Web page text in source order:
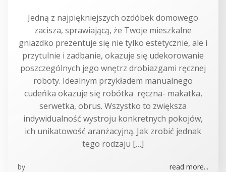
Jedną z najpiękniejszych ozdóbek domowego
zacisza, sprawiającą, że Twoje mieszkalne
gniazdko prezentuje się nie tylko estetycznie, ale i
przytulnie i zadbanie, okazuje się udekorowanie
poszczególnych jego wnętrz drobiazgami ręcznej
roboty. Idealnym przykładem manualnego
cudeńka okazuje się robótka ręczna- makatka,
serwetka, obrus. Wszystko to zwiększa
indywidualność wystroju konkretnych pokojów,
ich unikatowość aranżacyjną. Jak zrobić jednak
tego rodzaju […]
by read more...